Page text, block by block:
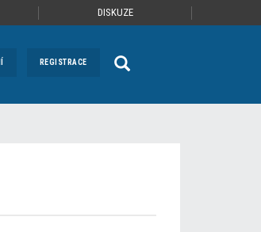
DISKUZE
REGISTRACE